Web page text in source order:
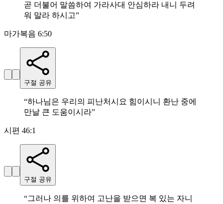
곧 더불어 말씀하여 가라사대 안심하라 내니 두려
워 말라 하시고”
마가복음 6:50
구절 공유
“하나님은 우리의 피난처시요 힘이시니 환난 중에
만날 큰 도움이시라”
시편 46:1
구절 공유
“그러나 의를 위하여 고난을 받으면 복 있는 자니